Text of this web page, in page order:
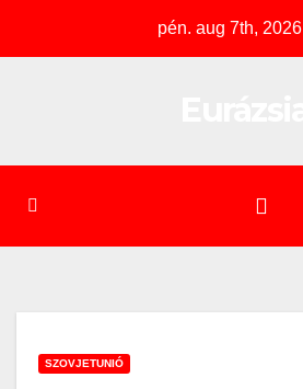
pén. aug 7th, 2026
SZOVJETUNIÓ